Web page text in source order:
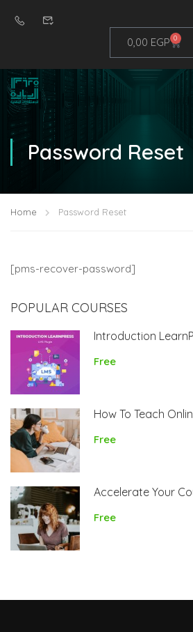
0,00 EGP 0
Password Reset
Home Password Reset
[pms-recover-password]
POPULAR COURSES
Introduction
Free
How To Teach
Free
Accelerate Your
Free